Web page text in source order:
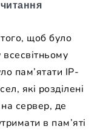
щоб було
пам’ятати IP-
які розділені
сервер, де
в пам’яті